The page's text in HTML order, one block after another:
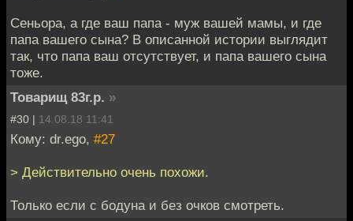
Сеньора, а где ваш папа - муж вашей мамы, и где
папа вашего сына? В описанной истории выглядит
так, что папа ваш отсутствует, и папа вашего сына
тоже.
Товарищ 83г.р. »
#30 | 14.08.18 11:41
Кому: dr.ego, #27
> Действительно очень похожи.
Только если с бодуна и без очков смотреть.